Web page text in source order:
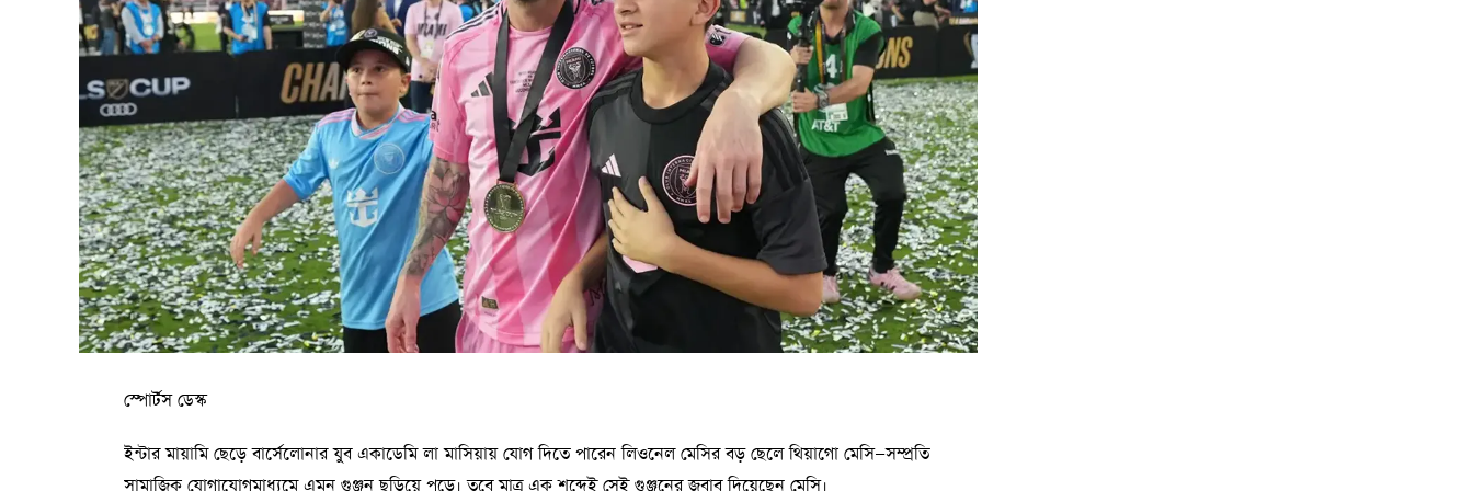
স্পোর্টস ডেস্ক
ইন্টার মায়ামি ছেড়ে বার্সেলোনার যুব একাডেমি লা মাসিয়ায় যোগ দিতে পারেন লিওনেল মেসির বড় ছেলে থিয়াগো মেসি—সম্প্রতি